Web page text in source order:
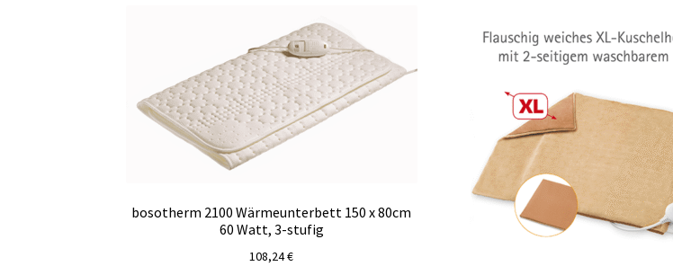
bosotherm 2100 Wärmeunterbett 150 x 80cm
60 Watt, 3-stufig
108,24€